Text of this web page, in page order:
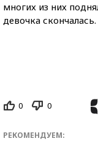
многих из них
девочка
0 0
РЕКОМЕНДУЕМ: